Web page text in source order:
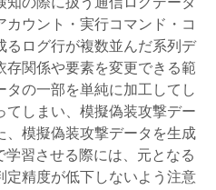
ウント・実行コマンド・コ
るログ行が複数並んだ系列デ
存関係や要素を変更できる範
タの一部を単純に加工してし
てしまい、模擬偽装攻撃デー
、模擬偽装攻撃データを生成
習させる際には、元となる
定精度が低下しないよう注意